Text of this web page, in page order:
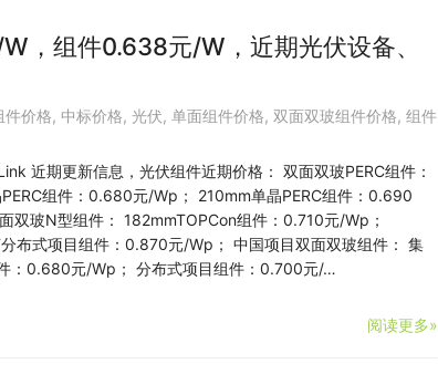
，组件0.638元/W，近期光伏设备、
件价格, 中标价格, 光伏, 单面组件价格, 双面双玻组件价格, 组件
近期更新信息，光伏组件近期价格： 双面双玻PERC组件：
组件：0.680元/Wp； 210mm单晶PERC组件：0.690
双玻N型组件： 182mmTOPCon组件：0.710元/Wp；
布式项目组件：0.870元/Wp； 中国项目双面双玻组件： 集
：0.680元/Wp； 分布式项目组件：0.700元/…
阅读更多»